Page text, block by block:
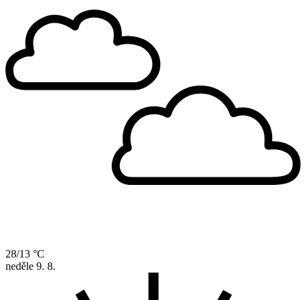
28/13 °C
neděle 9. 8.